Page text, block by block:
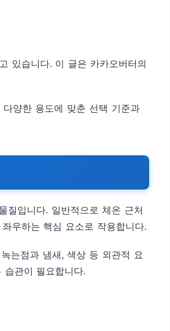
있습니다. 이 글은 카카오버터의
양한 용도에 맞춘 선택 기준과
질입니다. 일반적으로 체온 근처
우하는 핵심 요소로 작용합니다.
는점과 냄새, 색상 등 외관적 요
관이 필요합니다.